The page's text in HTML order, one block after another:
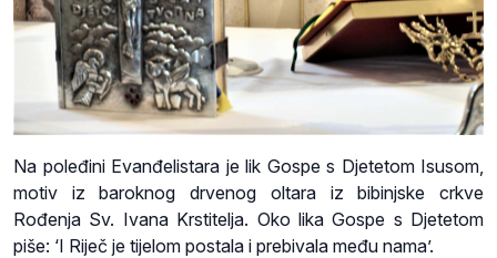
Na poleđini Evanđelistara je lik Gospe s Djetetom Isusom,
motiv iz baroknog drvenog oltara iz bibinjske crkve
Rođenja Sv. Ivana Krstitelja. Oko lika Gospe s Djetetom
piše: ‘I Riječ je tijelom postala i prebivala među nama’.